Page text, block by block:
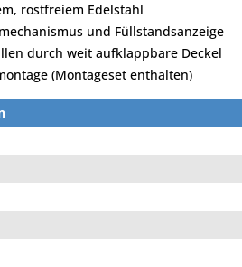
rostfreiem Edelstahl
und Füllstandsanzeige
durch weit aufklappbare Deckel
(Montageset enthalten)